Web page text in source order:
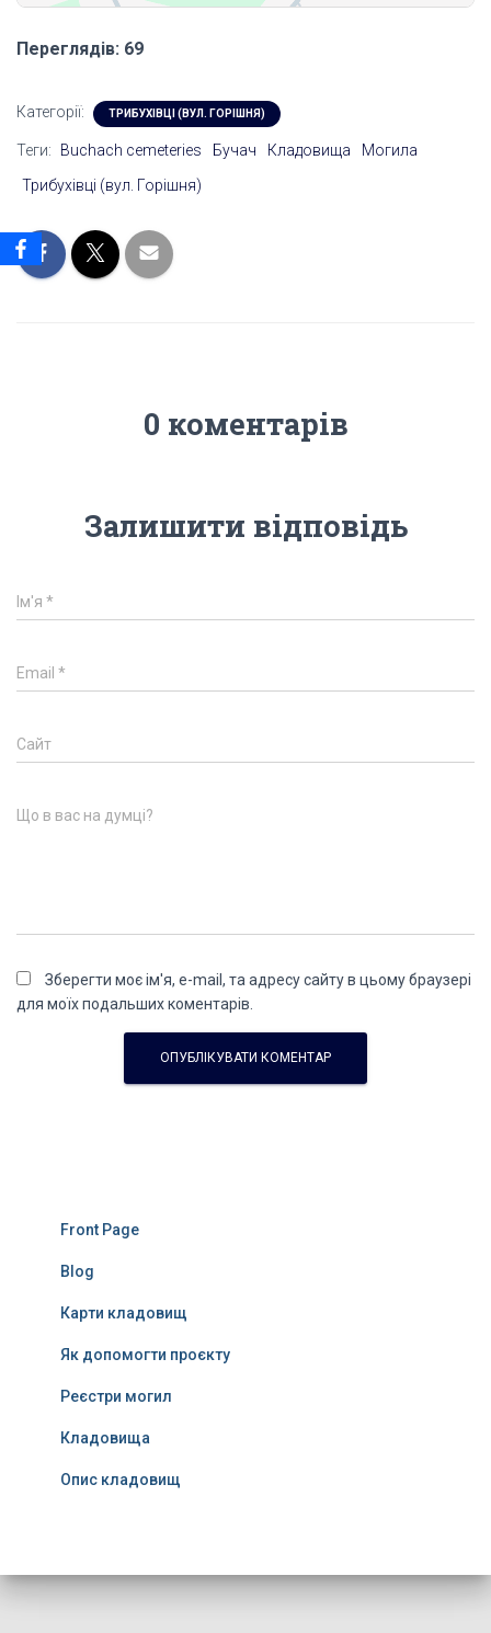
Переглядів: 69
Категорії: ТРИБУХІВЦІ (ВУЛ. ГОРІШНЯ)
Теги: Buchach cemeteries Бучач Кладовища
Могила
Трибухівці (вул. Горішня)
0 коментарів
Залишити відповідь
Ім'я *
Email *
Сайт
Що в вас на думці?
Зберегти моє ім'я, e-mail, та адресу сайту в цьому браузері
для моїх подальших коментарів.
Front Page
Blog
Карти кладовищ
Як допомогти проєкту
Реєстри могил
Кладовища
Опис кладовищ